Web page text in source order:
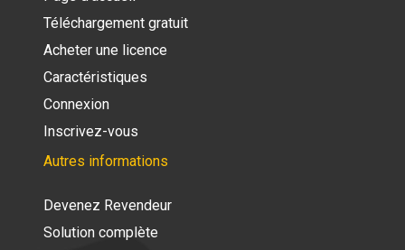
Téléchargement gratuit
Acheter une licence
Caractéristiques
Connexion
Inscrivez-vous
Autres informations
Devenez Revendeur
Solution complète